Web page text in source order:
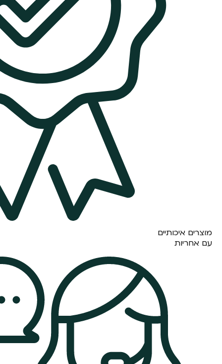
מוצרים איכותיים
עם אחריות